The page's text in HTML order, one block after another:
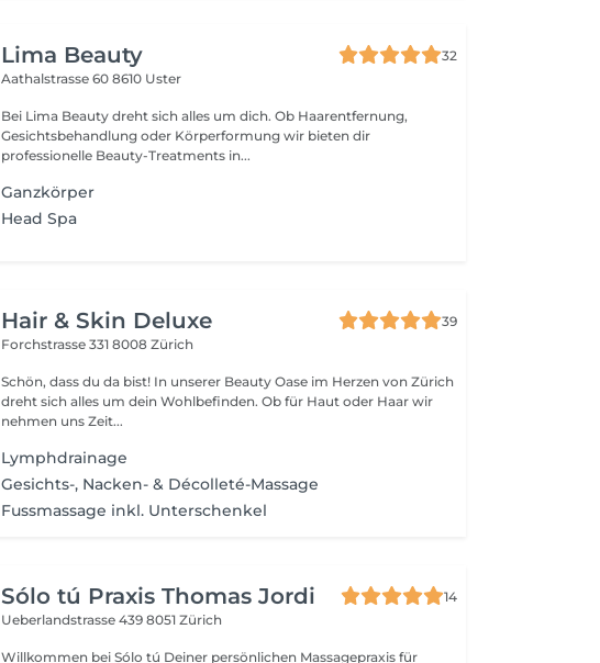
Lima Beauty
32
Aathalstrasse 608610 Uster
Bei Lima Beauty dreht sich alles um dich. Ob Haarentfernung,
Gesichtsbehandlung oder Körperformung wir bieten dir
professionelle Beauty-Treatments in...
Ganzkörper
Head Spa
Hair & Skin Deluxe
39
Forchstrasse 3318008 Zürich
Schön, dass du da bist! In unserer Beauty Oase im Herzen von Zürich
dreht sich alles um dein Wohlbefinden. Ob für Haut oder Haar wir
nehmen uns Zeit...
Lymphdrainage
Gesichts-, Nacken- & Décolleté-Massage
Fussmassage inkl. Unterschenkel
Sólo tú Praxis Thomas Jordi
14
Ueberlandstrasse 4398051 Zürich
Willkommen bei Sólo tú Deiner persönlichen Massagepraxis für